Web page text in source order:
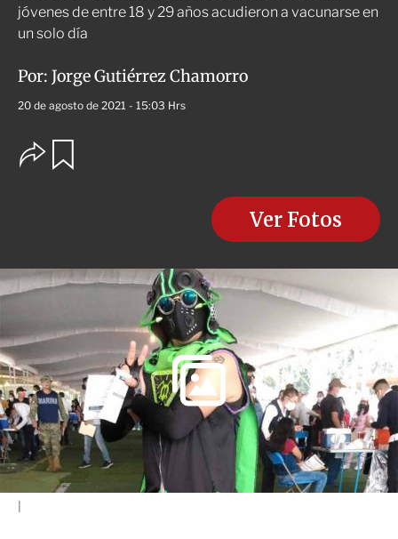
jóvenes de entre 18 y 29 años acudieron a vacunarse en
un solo día
Por: Jorge Gutiérrez Chamorro
20 de agosto de 2021 - 15:03 Hrs
O
p
s
d
o
p
a
r
t
i
r
Ver Fotos